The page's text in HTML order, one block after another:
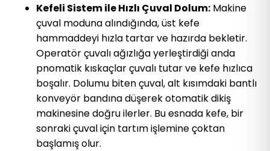
Kefeli Sistem ile Hızlı Çuval Dolum: Makine
çuval moduna alındığında, üst kefe
hammaddeyi hızla tartar ve hazırda bekletir.
Operatör çuvalı ağızlığa yerleştirdiği anda
pnomatik kıskaçlar çuvalı tutar ve kefe hızlıca
boşalır. Dolumu biten çuval, alt kısımdaki bantlı
konveyör bandına düşerek otomatik dikiş
makinesine doğru ilerler. Bu esnada kefe, bir
sonraki çuval için tartım işlemine çoktan
başlamış olur.